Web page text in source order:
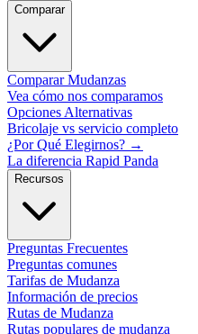
Comparar
Comparar Mudanzas
Vea cómo nos comparamos
Opciones Alternativas
Bricolaje vs servicio completo
¿Por Qué Elegirnos? →
La diferencia Rapid Panda
Recursos
Preguntas Frecuentes
Preguntas comunes
Tarifas de Mudanza
Información de precios
Rutas de Mudanza
Rutas populares de mudanza